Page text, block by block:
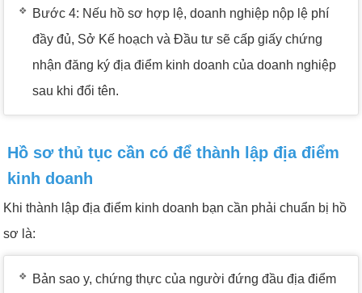
Bước 4: Nếu hồ sơ hợp lệ, doanh nghiệp nộp lệ phí
đầy đủ, Sở Kế hoạch và Đầu tư sẽ cấp giấy chứng
nhận đăng ký địa điểm kinh doanh của doanh nghiệp
sau khi đổi tên.
Hồ sơ thủ tục cần có để thành lập địa điểm
kinh doanh
Khi thành lập địa điểm kinh doanh bạn cần phải chuẩn bị hồ
sơ là:
Bản sao y, chứng thực của người đứng đầu địa điểm